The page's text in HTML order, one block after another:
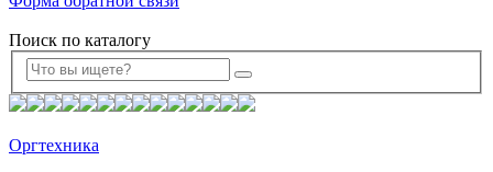
Поиск по каталогу
Оргтехника